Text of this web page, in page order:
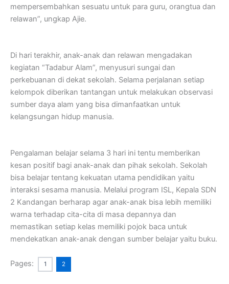
mempersembahkan sesuatu untuk para guru, orangtua dan
relawan”, ungkap Ajie.
Di hari terakhir, anak-anak dan relawan mengadakan
kegiatan “Tadabur Alam”, menyusuri sungai dan
perkebuanan di dekat sekolah. Selama perjalanan setiap
kelompok diberikan tantangan untuk melakukan observasi
sumber daya alam yang bisa dimanfaatkan untuk
kelangsungan hidup manusia.
Pengalaman belajar selama 3 hari ini tentu memberikan
kesan positif bagi anak-anak dan pihak sekolah. Sekolah
bisa belajar tentang kekuatan utama pendidikan yaitu
interaksi sesama manusia. Melalui program ISL, Kepala SDN
2 Kandangan berharap agar anak-anak bisa lebih memiliki
warna terhadap cita-cita di masa depannya dan
memastikan setiap kelas memiliki pojok baca untuk
mendekatkan anak-anak dengan sumber belajar yaitu buku.
Pages: 1 2